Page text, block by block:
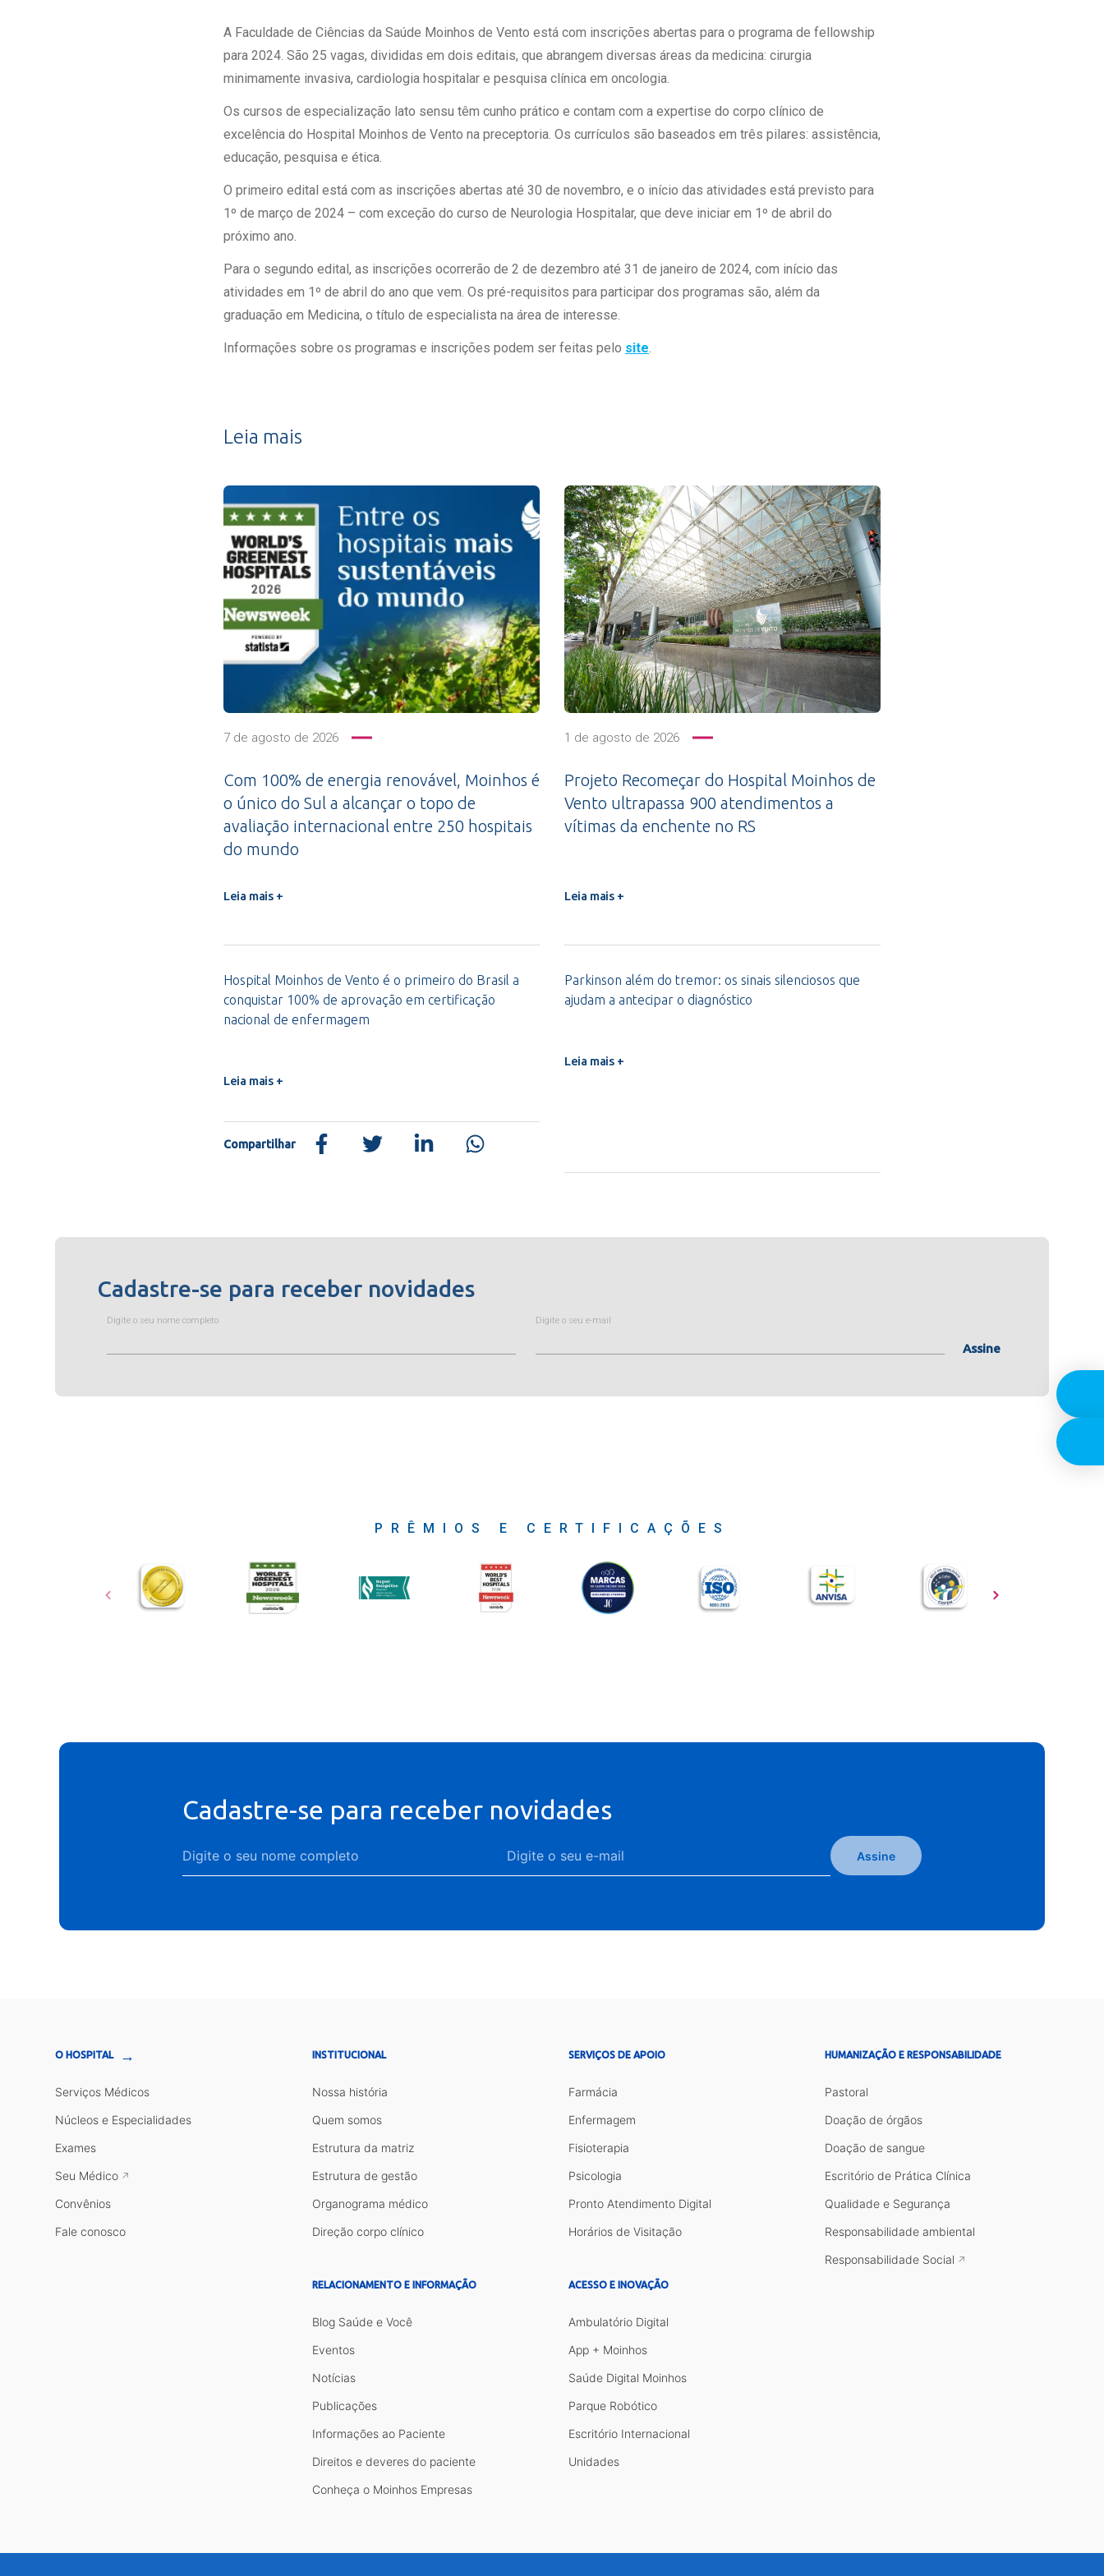
Estrutura de Gestão
Exames - Portal Médico
Farmácia
Responsabilidade Ambiental
Responsabilidade Social
Saúde Digital Moinhos
Empresas
A Faculdade de Ciências da Saúde Moinhos de Vento está com inscrições abertas para o programa de fellowship
para 2024. São 25 vagas, divididas em dois editais, que abrangem diversas áreas da medicina: cirurgia
minimamente invasiva, cardiologia hospitalar e pesquisa clínica em oncologia.
Os cursos de especialização lato sensu têm cunho prático e contam com a expertise do corpo clínico de
excelência do Hospital Moinhos de Vento na preceptoria. Os currículos são baseados em três pilares: assistência,
educação, pesquisa e ética.
O primeiro edital está com as inscrições abertas até 30 de novembro, e o início das atividades está previsto para
1º de março de 2024 – com exceção do curso de Neurologia Hospitalar, que deve iniciar em 1º de abril do
próximo ano.
Para o segundo edital, as inscrições ocorrerão de 2 de dezembro até 31 de janeiro de 2024, com início das
atividades em 1º de abril do ano que vem. Os pré-requisitos para participar dos programas são, além da
graduação em Medicina, o título de especialista na área de interesse.
Informações sobre os programas e inscrições podem ser feitas pelo site.
Leia mais
7 de agosto de 2026
Com 100% de energia renovável, Moinhos é
o único do Sul a alcançar o topo de
avaliação internacional entre 250 hospitais
do mundo
Leia mais +
1 de agosto de 2026
Projeto Recomeçar do Hospital Moinhos de
Vento ultrapassa 900 atendimentos a
vítimas da enchente no RS
Leia mais +
Hospital Moinhos de Vento é o primeiro do Brasil a
conquistar 100% de aprovação em certificação
nacional de enfermagem
Leia mais +
Parkinson além do tremor: os sinais silenciosos que
ajudam a antecipar o diagnóstico
Leia mais +
Compartilhar
Cadastre-se para receber novidades
Digite o seu nome completo Digite o seu e-mail
Assine
PRÊMIOS E CERTIFICAÇÕES
Cadastre-se para receber novidades
Assine
O HOSPITAL →
Serviços Médicos
Núcleos e Especialidades
Exames
Seu Médico
Convênios
Fale conosco
INSTITUCIONAL
Nossa história
Quem somos
Estrutura da matriz
Estrutura de gestão
Organograma médico
Direção corpo clínico
RELACIONAMENTO E INFORMAÇÃO
Blog Saúde e Você
Eventos
Notícias
Publicações
Informações ao Paciente
Direitos e deveres do paciente
Conheça o Moinhos Empresas
SERVIÇOS DE APOIO
Farmácia
Enfermagem
Fisioterapia
Psicologia
Pronto Atendimento Digital
Horários de Visitação
ACESSO E INOVAÇÃO
Ambulatório Digital
App + Moinhos
Saúde Digital Moinhos
Parque Robótico
Escritório Internacional
Unidades
HUMANIZAÇÃO E RESPONSABILIDADE
Pastoral
Doação de órgãos
Doação de sangue
Escritório de Prática Clínica
Qualidade e Segurança
Responsabilidade ambiental
Responsabilidade Social